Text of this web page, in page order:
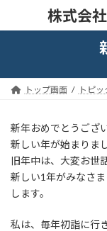
へ
ョ
株式会
トップ画面 トピッ
新年おめでとうござ
新しい年が始まりま
旧年中は、大変お世
新しい1年がみなさ
します。
私は、毎年初詣に行